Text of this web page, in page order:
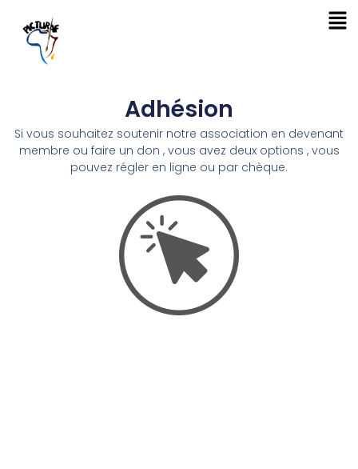
Adhésion
Si vous souhaitez soutenir notre association en devenant
membre ou faire un don , vous avez deux options , vous
pouvez régler en ligne ou par chèque.